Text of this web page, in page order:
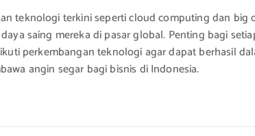
teknologi terkini seperti cloud computing dan big
saing mereka di pasar global. Penting bagi
perkembangan teknologi agar dapat berhasil
angin segar bagi bisnis di Indonesia.